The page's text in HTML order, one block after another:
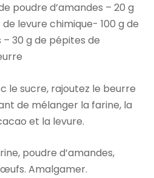
poudre d’amandes – 20 g
levure chimique- 100 g de
30 g de pépites de
le sucre, rajoutez le beurre
de mélanger la farine, la
et la levure.
poudre d’amandes,
Amalgamer.